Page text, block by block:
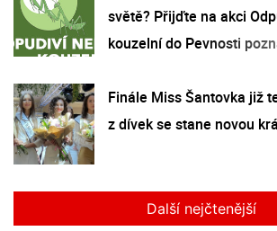
světě? Přijďte na akci
kouzelní do Pevnosti
Finále Miss Šantovka již
z dívek se stane novou
Další nejčtenější